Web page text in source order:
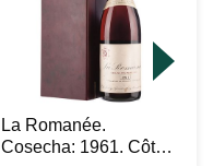
La Romanée.
Cosecha: 1961. Côte